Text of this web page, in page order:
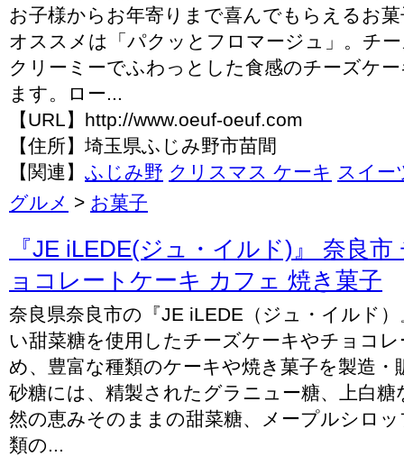
お子様からお年寄りまで喜んでもらえるお
オススメは「パクッとフロマージュ」。チ
クリーミーでふわっとした食感のチーズケ
ます。ロー...
【URL】http://www.oeuf-oeuf.com
【住所】埼玉県ふじみ野市苗間
【関連】 ふじみ野 クリスマス ケーキ スイー
グルメ > お菓子
『JE iLEDE(ジュ・イルド)』 奈良
ョコレートケーキ カフェ 焼き菓子
奈良県奈良市の『JE iLEDE（ジュ・イルド
い甜菜糖を使用したチーズケーキやチョコ
め、豊富な種類のケーキや焼き菓子を製造
砂糖には、精製されたグラニュー糖、上白糖
然の恵みそのままの甜菜糖、メープルシロ
類の...